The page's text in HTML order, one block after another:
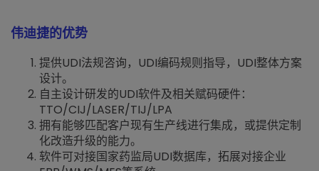
伟迪捷的优势
提供UDI法规咨询，UDI编码规则指导，UDI整体方案
设计。
自主设计研发的UDI软件及相关赋码硬件：
TTO/CIJ/LASER/TIJ/LPA
拥有能够匹配客户现有生产线进行集成，或提供定制
化改造升级的能力。
软件可对接国家药监局UDI数据库，拓展对接企业